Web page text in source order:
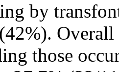
by
those